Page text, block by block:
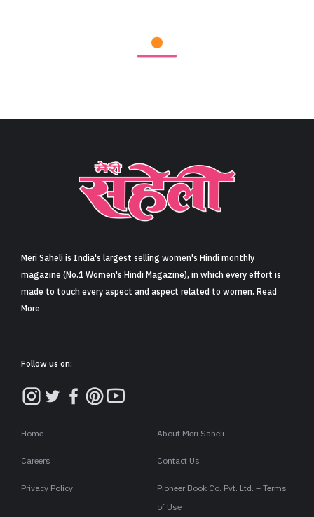
Meri Saheli is India's largest selling women's Hindi monthly
magazine (No.1 Women's Hindi Magazine), in which every effort is
made to touch every aspect and aspect related to women. Read
More
Follow us on:
Home About Meri Saheli
Careers Contact Us
Privacy Policy
Pioneer Book Co. Pvt. Ltd. – Terms
of Use